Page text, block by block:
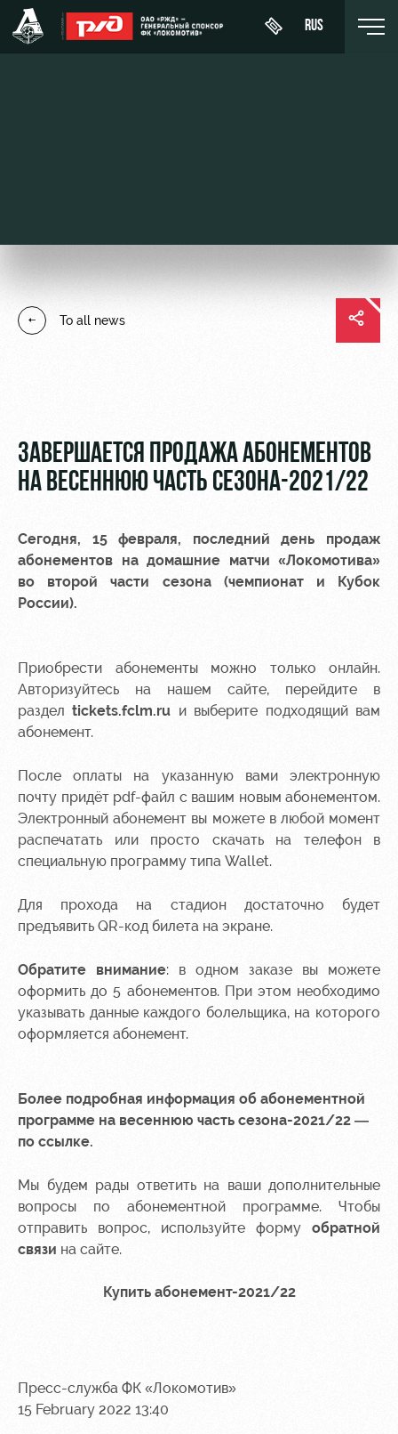
RUS
Players
Photo
ticket
VIP Boxes
ВИП-ЗОНЫ
Disabled
supporters
Sponsors
RZD Arena
Hosting
Fields
rent
rentals
Ice palace
Sport
activities
Локо-Лето
«Локомотив»
Wallpapers
program
Parking
для
болельщиков
МГН
To all news
ЗАВЕРШАЕТСЯ ПРОДАЖА АБОНЕМЕНТОВ
НА ВЕСЕННЮЮ ЧАСТЬ СЕЗОНА-2021/22
Сегодня, 15 февраля, последний день продаж
абонементов на домашние матчи «Локомотива»
во второй части сезона (чемпионат и Кубок
России).
Приобрести абонементы можно только онлайн.
Авторизуйтесь на нашем сайте, перейдите в
разделtickets.fclm.ru и выберите подходящий вам
абонемент.
После оплаты на указанную вами электронную
почту придёт pdf-файл с вашим новым абонементом.
Электронный абонемент вы можете в любой момент
распечатать или просто скачать на телефон в
специальную программу типа Wallet.
Для прохода на стадион достаточно будет
предъявить QR-код билета на экране.
Обратите внимание: в одном заказе вы можете
оформить до 5 абонементов. При этом необходимо
указывать данные каждого болельщика, на которого
оформляется абонемент.
Более подробная информация об абонементной
программе на весеннюю часть сезона-2021/22 —
по ссылке.
Мы будем рады ответить на ваши дополнительные
вопросы по абонементной программе. Чтобы
отправить вопрос, используйте форму обратной
связи на сайте.
Купить абонемент-2021/22
Пресс-служба ФК «Локомотив»
15 February 2022 13:40